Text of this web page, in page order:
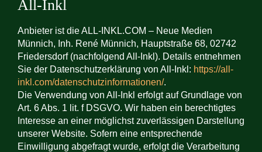
All-Inkl
Anbieter ist die ALL-INKL.COM – Neue Medien
Münnich, Inh. René Münnich, Hauptstraße 68, 02742
Friedersdorf (nachfolgend All-Inkl). Details entnehmen
Sie der Datenschutzerklärung von All-Inkl: https://all-
inkl.com/datenschutzinformationen/.
Die Verwendung von All-Inkl erfolgt auf Grundlage von
Art. 6 Abs. 1 lit. f DSGVO. Wir haben ein berechtigtes
Interesse an einer möglichst zuverlässigen Darstellung
unserer Website. Sofern eine entsprechende
Einwilligung abgefragt wurde, erfolgt die Verarbeitung